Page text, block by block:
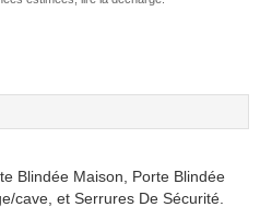
Blindée Maison, Porte Blindée
cave, et Serrures De Sécurité.